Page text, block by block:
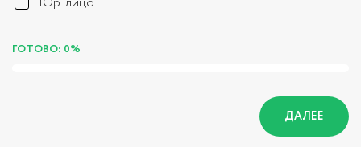
ГОТОВО: 0%
ДАЛЕЕ